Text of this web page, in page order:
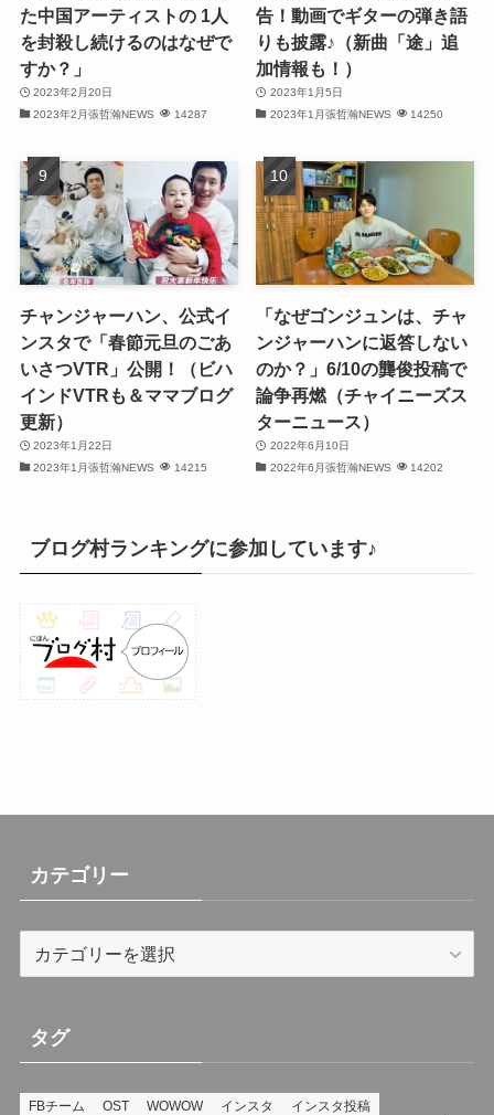
(32)
(31)
(32)
(31)
た中国アーティストの 1人
を封殺し続けるのはなぜで
すか？」
2023年2月20日
2023年2月張哲瀚NEWS
14287
告！動画でギターの弾き語
りも披露♪（新曲「途」追
加情報も！）
2023年1月5日
2023年1月張哲瀚NEWS
14250
チャンジャーハン、公式イ
ンスタで「春節元旦のごあ
いさつVTR」公開！（ビハ
インドVTRも＆ママブログ
更新）
2023年1月22日
2023年1月張哲瀚NEWS
14215
「なぜゴンジュンは、チャ
ンジャーハンに返答しない
のか？」6/10の龔俊投稿で
論争再燃（チャイニーズス
ターニュース）
2022年6月10日
2022年6月張哲瀚NEWS
14202
ブログ村ランキングに参加しています♪
カテゴリー
ー
タグ
FBチーム OST WOWOW インスタ
インスタ投稿